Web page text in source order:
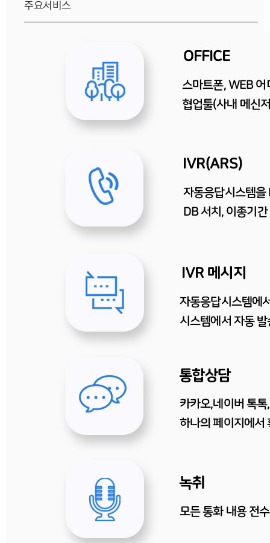
주요서비스